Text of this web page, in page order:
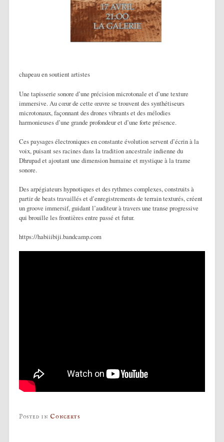
chapeau en soutient artistes
Une tapisserie sonore d’une précision microtonale et d’une texture
immersive. Au cœur de cette œuvre se trouvent des synthétiseurs
microtonaux, façonnant des drones vibrants et des mélodies
harmonieuses d’une grande profondeur et d’une forte présence.
Ces paysages électroniques en constante évolution servent d’écrin à la
voix, puisant ses racines dans la tradition ancestrale indienne du
Dhrupad et ajoutant une dimension humaine et mystique à la trame
sonore.
Des arpégiateurs hypnotiques et des rythmes complexes, construits à
partir de beats travaillés et d’enregistrements de terrain texturés, créent
un groove immersif, guidant l’auditeur à travers une transe progressive
qui brouille les frontières entre passé et futur.
https://habiiibiji.bandcamp.com
Posted in Concerts